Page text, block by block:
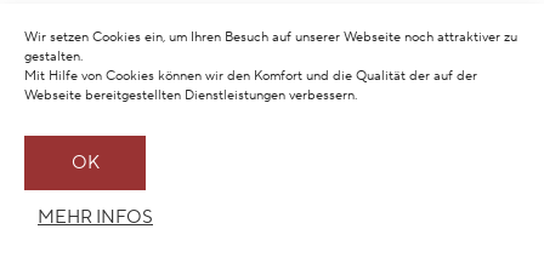
Wir setzen Cookies ein, um Ihren Besuch auf unserer Webseite noch attraktiver zu
gestalten.
Mit Hilfe von Cookies können wir den Komfort und die Qualität der auf der
Webseite bereitgestellten Dienstleistungen verbessern.
OK
MEHR INFOS